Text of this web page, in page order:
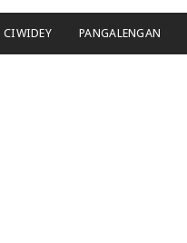
CIWIDEY PANGALENGAN